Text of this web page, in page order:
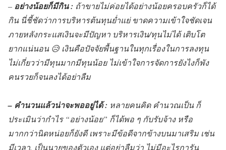
– อย่างน้อยก็มีกิน : ถ้าขายไม่ค่อยได้อย่างน้อยครอบครัวก็ได้
กิน นี่ชี้ชัดว่าการบริหารต้นทุนย่ำแย่ ขาดความเข้าใจชัดเจน
ภายหลังกระแสเงินจะมีปัญหา บริหารเงิน/ทุนไม่ได้ เติบโต
ยากแน่นอน 😥 เงินคือปัจจัยพื้นฐานในทุกเรื่องในการลงทุน
ไม่เกี่ยวว่ามีทุนมากมีทุนน้อย ไม่เข้าใจการจัดการยังไงก็พัง
คนรวยก็จนลงได้อย่าลืม
– คำนวนแล้วน่าจะพออยู่ได้ : หลายคนคิด คำนวณเป็น ก็
ประเมินว่ากำไร “อย่างน้อย” ก็ได้พอ ๆ กับรับจ้าง หรือ
มากกว่านิดหน่อยก็ยังดี เพราะมีข้อดีจากข้างบนมาเสริม เช่น
มีเวลา, เป็นนายของตัวเอง แต่อย่าลืมว่า ไม่มีอะไรการัน